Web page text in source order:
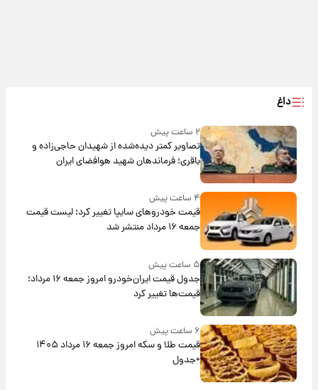
داغ
۲ ساعت پیش
تصاویر کمتر دیده‌شده از شهیدان حاجی‌زاده و
باقری؛ فرماندهان شهید هوافضای ایران
۴ ساعت پیش
قیمت خودروهای سایپا تغییر کرد؛ لیست قیمت
جمعه ۱۶ مرداد منتشر شد
۵ ساعت پیش
جدول قیمت ایران‌خودرو امروز جمعه ۱۶ مرداد؛
قیمت‌ها تغییر کرد
۶ ساعت پیش
قیمت طلا و سکه امروز جمعه ۱۶ مرداد ۱۴۰۵
+جدول